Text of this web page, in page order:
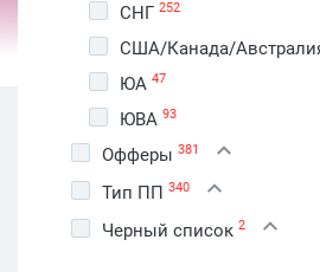
СНГ 252
США/Канада/
ЮА 47
ЮВА 93
Офферы 381
Тип ПП 340
Черный список 2